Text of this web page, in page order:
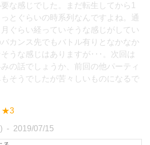
な感じでした。まだ転生してから1
とぐらいの時系列なんですよね。通
ぐらい経っていそうな感じがしてい
バカンス先でもバトル有りとなかなか
うな感じはありますが･･･。次回は
の話でしょうか、前回の他パーティ
そうでしたが苦々しいものになるで
★3
2019/07/15